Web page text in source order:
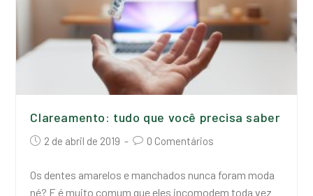
Clareamento: tudo que você precisa saber
2 de abril de 2019 0 Comentários
Os dentes amarelos e manchados nunca foram moda
né? E é muito comum que eles incomodem toda vez